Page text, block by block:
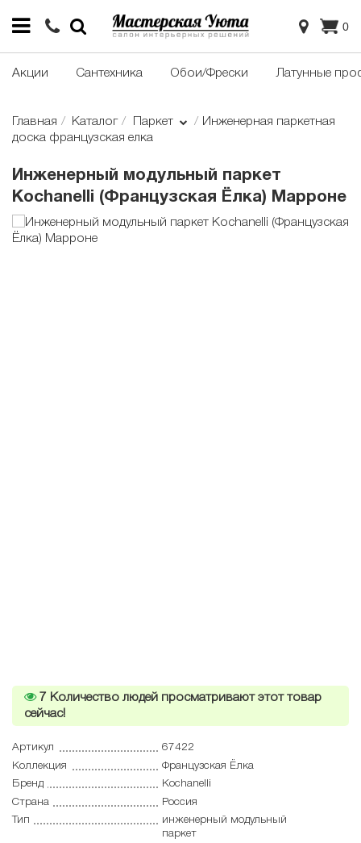
0
Акции Сантехника Обои/Фрески Латунные
Главная Каталог Паркет
Инженерная паркетная
доска французская елка
Инженерный модульный паркет
Kochanelli (Французская Ёлка) Марроне
7 Количество людей просматривают этот товар
сейчас!
Артикул
67422
Коллекция
Французская Ёлка
Бренд
Kochanelli
Страна
Россия
Тип
инженерный модульный
паркет